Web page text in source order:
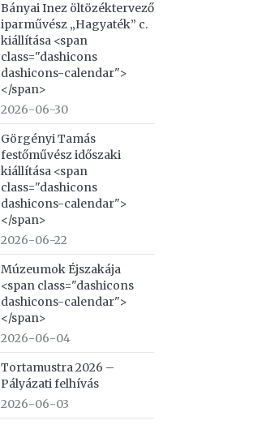
Bányai Inez öltözéktervező
iparművész „Hagyaték” c.
kiállítása <span
class="dashicons
dashicons-calendar">
</span>
2026-06-30
Görgényi Tamás
festőművész időszaki
kiállítása <span
class="dashicons
dashicons-calendar">
</span>
2026-06-22
Múzeumok Éjszakája
<span class="dashicons
dashicons-calendar">
</span>
2026-06-04
Tortamustra 2026 –
Pályázati felhívás
2026-06-03